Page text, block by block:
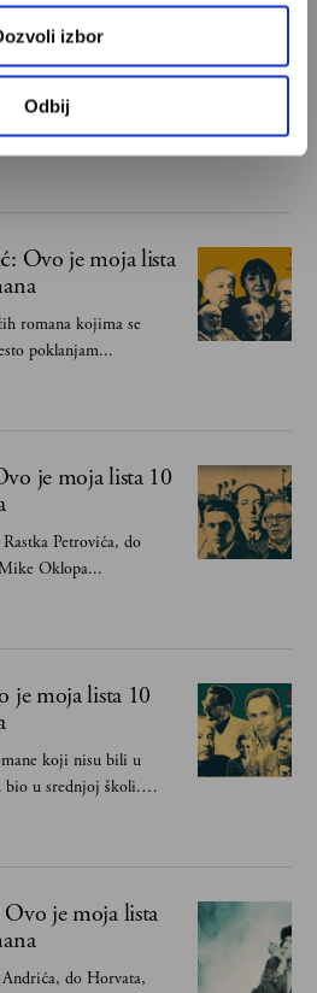
izbor
Odbij
rata dobili smo
svoje greške i
postoje stvari koje su
Ovo je moja lista
romana kojima se
poklanjam...
je moja lista 10
Petrovića, do
Oklopa...
je moja lista 10
koji nisu bili u
bio u srednjoj školi.
već dovoljno
je moja lista
do Horvata,